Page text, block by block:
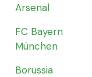
Arsenal
FC Bayern
München
Borussia